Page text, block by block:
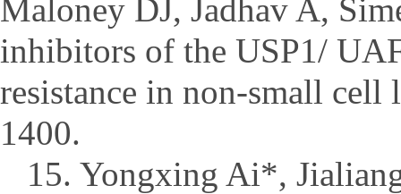
Maloney DJ, Jadhav A,
inhibitors of the USP1/
resistance in non-small
1400.
15. Yongxing Ai*,